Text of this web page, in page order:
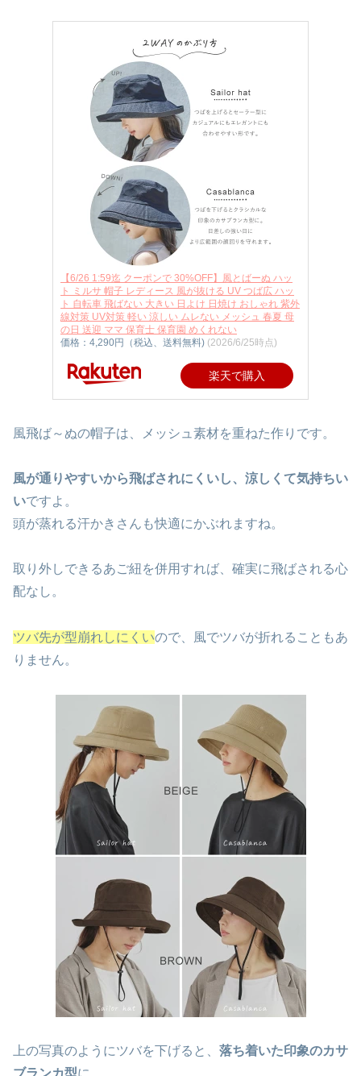
【6/26 1:59迄 クーポンで 30%OFF】風とばーぬ ハッ
ト ミルサ 帽子 レディース 風が抜ける UV つば広 ハッ
ト 自転車 飛ばない 大きい 日よけ 日焼け おしゃれ 紫外
線対策 UV対策 軽い 涼しい ムレない メッシュ 春夏 母
の日 送迎 ママ 保育士 保育園 めくれない
価格：4,290円（税込、送料無料) (2026/6/25時点)
楽天で購入
風飛ば～ぬの帽子は、メッシュ素材を重ねた作りです。
風が通りやすいから飛ばされにくいし、涼しくて気持ちい
いですよ。
頭が蒸れる汗かきさんも快適にかぶれますね。
取り外しできるあご紐を併用すれば、確実に飛ばされる心
配なし。
ツバ先が型崩れしにくいので、風でツバが折れることもあ
りません。
上の写真のようにツバを下げると、 落ち着いた印象のカサ
ブランカ型に。